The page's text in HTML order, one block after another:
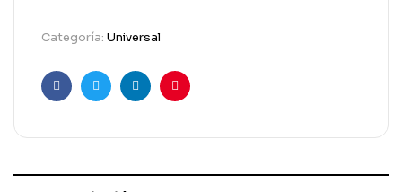
Categoría: Universal
FacebookGorjeoLinkedInPinterest